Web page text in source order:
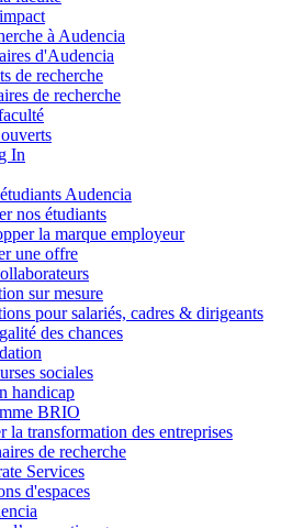
à Audencia
d'Audencia
de recherche
de recherche
In
Audencia
nos étudiants
la marque employeur
une offre
sur mesure
pour salariés, cadres & dirigeants
des chances
sociales
handicap
BRIO
la transformation des entreprises
de recherche
Services
d'espaces